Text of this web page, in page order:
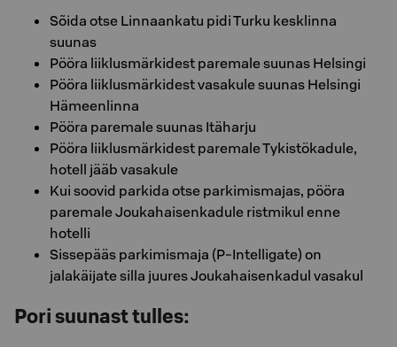
Sõida otse Linnaankatu pidi Turku kesklinna
suunas
Pööra liiklusmärkidest paremale suunas Helsingi
Pööra liiklusmärkidest vasakule suunas Helsingi
Hämeenlinna
Pööra paremale suunas Itäharju
Pööra liiklusmärkidest paremale Tykistökadule,
hotell jääb vasakule
Kui soovid parkida otse parkimismajas, pööra
paremale Joukahaisenkadule ristmikul enne
hotelli
Sissepääs parkimismaja (P-Intelligate) on
jalakäijate silla juures Joukahaisenkadul vasakul
Pori suunast tulles: